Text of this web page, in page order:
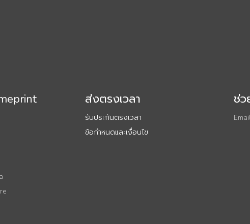
ส่งตรงเวลา
รับประกันตรงเวลา
ข้อกำหนดและเงื่อนไข
ช่ว